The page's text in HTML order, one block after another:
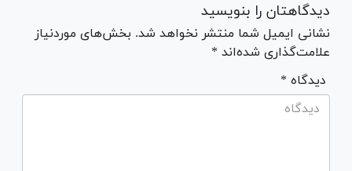
دیدگاهتان را بنویسید
نشانی ایمیل شما منتشر نخواهد شد. بخش‌های موردنیاز
علامت‌گذاری شده‌اند *
* دیدگاه